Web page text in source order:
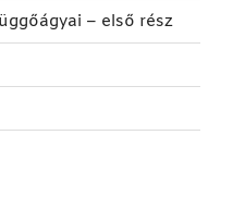
– első rész